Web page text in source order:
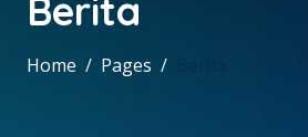
Berita
Home Pages